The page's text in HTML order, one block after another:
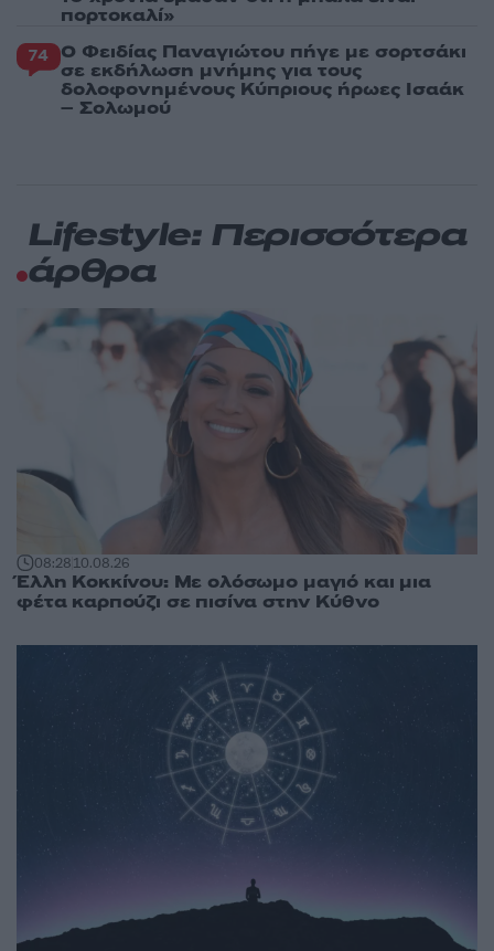
πορτοκαλί»
74 Ο Φειδίας Παναγιώτου πήγε με σορτσάκι
σε εκδήλωση μνήμης για τους
δολοφονημένους Κύπριους ήρωες Ισαάκ
– Σολωμού
Lifestyle: Περισσότερα
άρθρα
08:2810.08.26
Έλλη Κοκκίνου: Με ολόσωμο μαγιό και μια
φέτα καρπούζι σε πισίνα στην Κύθνο